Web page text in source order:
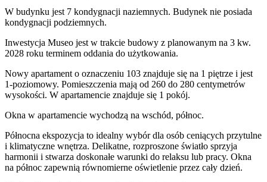
W budynku jest 7 kondygnacji naziemnych. Budynek nie posiada
kondygnacji podziemnych.
Inwestycja Museo jest w trakcie budowy z planowanym na 3 kw.
2028 roku terminem oddania do użytkowania.
Nowy apartament o oznaczeniu 103 znajduje się na 1 piętrze i jest
1-poziomowy. Pomieszczenia mają od 260 do 280 centymetrów
wysokości. W apartamencie znajduje się 1 pokój.
Okna w apartamencie wychodzą na wschód, północ.
Północna ekspozycja to idealny wybór dla osób ceniących przytulne
i klimatyczne wnętrza. Delikatne, rozproszone światło sprzyja
harmonii i stwarza doskonałe warunki do relaksu lub pracy. Okna
na północ zapewnią równomierne oświetlenie przez cały dzień.